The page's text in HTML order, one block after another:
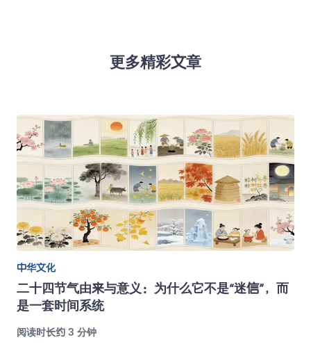
更多精彩文章
中华文化
二十四节气由来与意义：为什么它不是“迷信”，而
是一套时间系统
阅读时长约 3 分钟